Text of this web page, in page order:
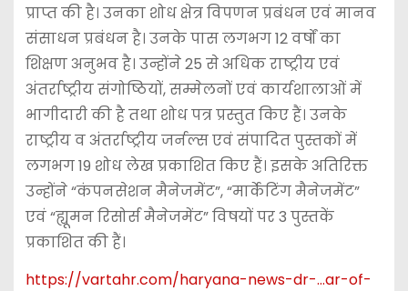
प्राप्त की है। उनका शोध क्षेत्र विपणन प्रबंधन एवं मानव
संसाधन प्रबंधन है। उनके पास लगभग 12 वर्षों का
शिक्षण अनुभव है। उन्होंने 25 से अधिक राष्ट्रीय एवं
अंतर्राष्ट्रीय संगोष्ठियों, सम्मेलनों एवं कार्यशालाओं में
भागीदारी की है तथा शोध पत्र प्रस्तुत किए हैं। उनके
राष्ट्रीय व अंतर्राष्ट्रीय जर्नल्स एवं संपादित पुस्तकों में
लगभग 19 शोध लेख प्रकाशित किए हैं। इसके अतिरिक्त
उन्होंने “कंपनसेशन मैनेजमेंट”, “मार्केटिंग मैनेजमेंट”
एवं “ह्यूमन रिसोर्स मैनेजमेंट” विषयों पर 3 पुस्तकें
प्रकाशित की हैं।
https://vartahr.com/haryana-news-dr-…ar-of-